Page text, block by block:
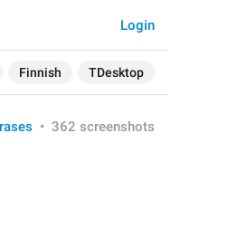
Finnish TDesktop
Login
• 362 screenshots